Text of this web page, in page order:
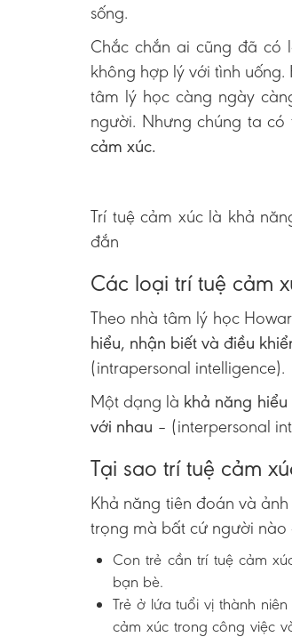
sống.
Chắc chắn ai cũng đã có
không hợp lý với tình
tâm lý học càng ngày
người. Nhưng chúng ta
cảm xúc.
Trí tuệ cảm xúc là khả
đắn
Các loại trí tuệ cảm
Theo nhà tâm lý học
hiểu, nhận biết và điều
(intrapersonal intelligence).
Một dạng là khả năng
với nhau – (interpersonal
Tại sao trí tuệ cảm
Khả năng tiên đoán và
trọng mà bất cứ người nào
Con trẻ cần trí tuệ cảm
bạn bè.
Trẻ ở lứa tuổi vị thành
cảm xúc trong công việc